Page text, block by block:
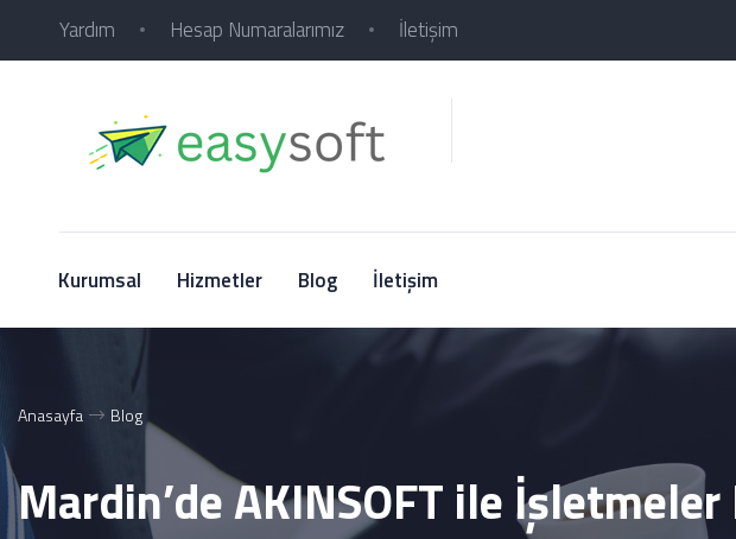
Yardım Hesap Numaralarımız İletişim
Kurumsal Hizmetler Blog İletişim
Anasayfa Blog
Mardin’de AKINSOFT ile